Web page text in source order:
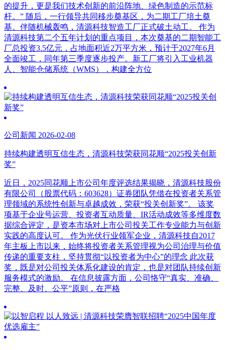
的提升，更是我们技术创新的前沿阵地、绿色制造的示范标
杆。” 随后，一行领导共同移步奠基区，为二期工厂培土奠
基。伴随机械轰鸣，清源科技智造工厂正式破土动工。 作为
清源科技第二个五年计划的重点项目，本次奠基的二期智能工
厂总投资3.5亿元，占地面积近2万平方米，预计于2027年6月
全面竣工，同年第三季度逐步投产。新工厂将引入工业机器
人、智能仓储系统（WMS），构建全方位
公司新闻 2026-02-08
持续构建透明互信生态，清源科技荣获同花顺“2025投关创新
奖”
近日，2025同花顺上市公司年度评选结果揭晓，清源科技股份
有限公司（股票代码：603628）证券团队凭借在投资者关系管
理领域的系统性创新与卓越成效，荣获“投关创新奖”。 该奖
项基于企业号运营、投资者互动质量、IR活动成效等多维度数
据综合评定，是资本市场对上市公司投关工作专业能力与创新
实践的高度认可。 作为光伏行业领军企业，清源科技自2017
年主板上市以来，始终将投资者关系管理视为公司治理与价值
传递的重要支柱，坚持贯彻“以投资者为中心”的理念 此次获
奖，既是对公司投关体系化建设的肯定，也是对团队持续创新
服务模式的激励。 在信息披露方面，公司恪守“真实、准确、
完整、及时、公平”原则，在严格